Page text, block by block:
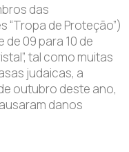
das
“Tropa de Proteção”)
de 09 para 10 de
tal como muitas
judaicas, a
outubro deste ano,
danos